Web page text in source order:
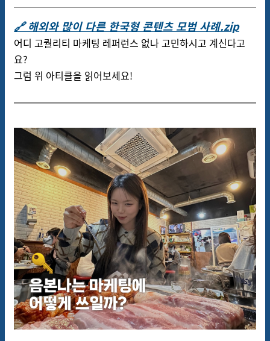
🔗 해외와 많이 다른 한국형 콘텐츠 모범 사례.zip
어디 고퀄리티 마케팅 레퍼런스 없나 고민하시고 계신다고
요?
그럼 위 아티클을 읽어보세요!